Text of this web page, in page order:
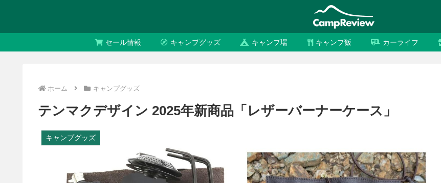
セール情報 キャンプグッズ キャンプ場 キャンプ飯 カーライフ
ホーム キャンプグッズ
テンマクデザイン 2025年新商品「レザーバーナーケース」
キャンプグッズ